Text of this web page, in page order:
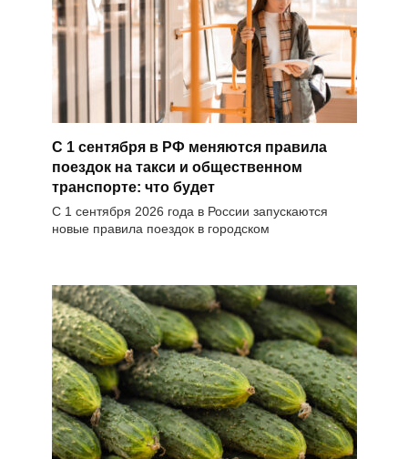
С 1 сентября в РФ меняются правила
поездок на такси и общественном
транспорте: что будет
С 1 сентября 2026 года в России запускаются
новые правила поездок в городском